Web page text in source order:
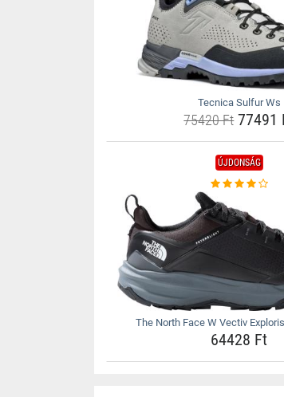
Tecnica Sulfur Ws
75420 Ft77491
ÚJDONSÁG
The North Face W Vectiv
64428 Ft